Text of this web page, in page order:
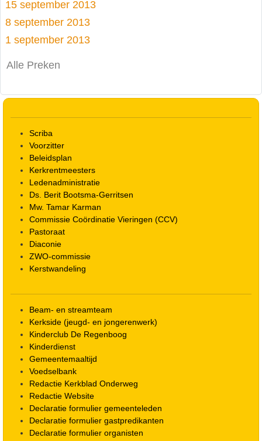
15 september 2013
8 september 2013
1 september 2013
Alle Preken
Scriba
Voorzitter
Beleidsplan
Kerkrentmeesters
Ledenadministratie
Ds. Berit Bootsma-Gerritsen
Mw. Tamar Karman
Commissie Coördinatie Vieringen (CCV)
Pastoraat
Diaconie
ZWO-commissie
Kerstwandeling
Beam- en streamteam
Kerkside (jeugd- en jongerenwerk)
Kinderclub De Regenboog
Kinderdienst
Gemeentemaaltijd
Voedselbank
Redactie Kerkblad Onderweg
Redactie Website
Declaratie formulier gemeenteleden
Declaratie formulier gastpredikanten
Declaratie formulier organisten